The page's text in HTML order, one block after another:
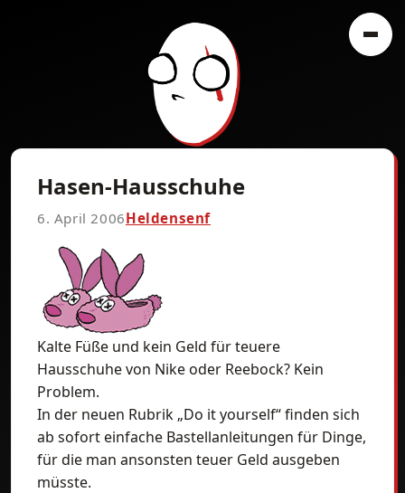
Hasen-Hausschuhe
6. April 2006Heldensenf
Kalte Füße und kein Geld für teuere
Hausschuhe von Nike oder Reebock? Kein
Problem.
In der neuen Rubrik „Do it yourself“ finden sich
ab sofort einfache Bastellanleitungen für Dinge,
für die man ansonsten teuer Geld ausgeben
müsste.